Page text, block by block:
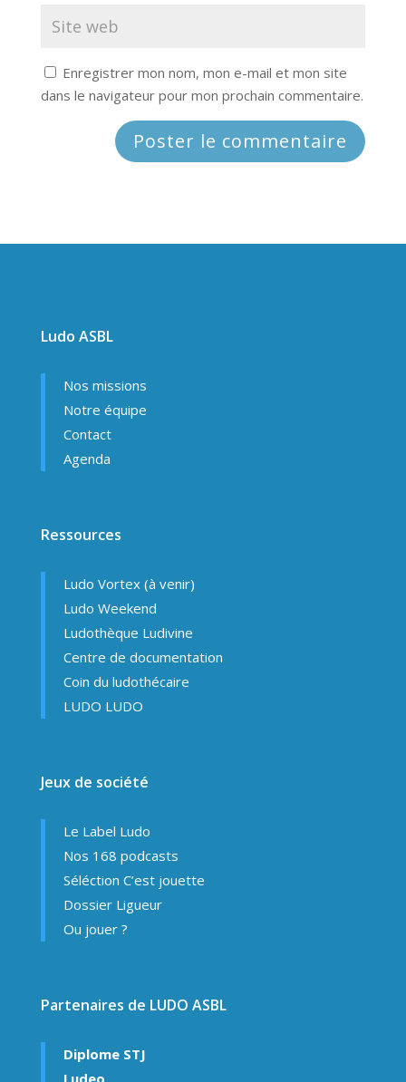
Enregistrer mon nom, mon e-mail et mon site
dans le navigateur pour mon prochain commentaire.
Ludo ASBL
Nos missions
Notre équipe
Contact
Agenda
Ressources
Ludo Vortex (à venir)
Ludo Weekend
Ludothèque Ludivine
Centre de documentation
Coin du ludothécaire
LUDO LUDO
Jeux de société
Le Label Ludo
Nos 168 podcasts
Séléction C’est jouette
Dossier Ligueur
Ou jouer ?
Partenaires de LUDO ASBL
Diplome STJ
Ludeo